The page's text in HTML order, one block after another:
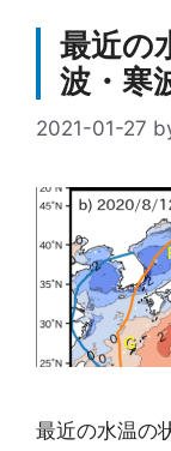
最近の
波・寒
2021-01-27
最近の水温の